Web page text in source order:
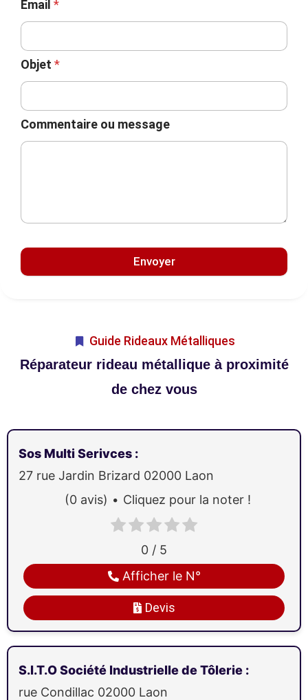
Email *
Objet *
Commentaire ou message
Envoyer
Guide Rideaux Métalliques
Réparateur rideau métallique à proximité
de chez vous
Sos Multi Serivces :
27 rue Jardin Brizard 02000 Laon
Devis
Afficher le N°
0 / 5
(0 avis) Cliquez pour la noter !
S.I.T.O Société Industrielle de Tôlerie :
rue Condillac 02000 Laon